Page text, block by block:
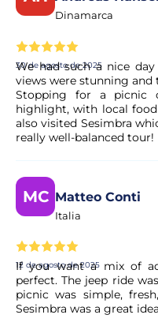
Sí, su reserva se
realiza una
disponibilidad. En unos
en su correo electrónico.
¿Es seguro realizar
de sus datos personales y
Dinamarca
30 de agosto de 2025
We had such a nice
views were stunning
Stopping for a picnic
highlight, with local
also visited Sesimbra
really well-balanced tour!
MC Matteo Conti
Italia
12 de agosto de 2025
If you want a mix of
perfect. The jeep ride
picnic was simple,
Sesimbra was a great